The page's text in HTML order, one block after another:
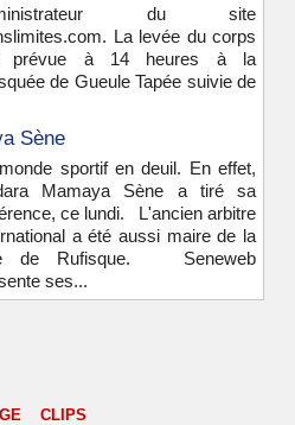
du site
La levée du corps
prévue à 14 heures à la
de Gueule Tapée suivie de
Sène
sportif en deuil. En effet,
Mamaya Sène a tiré sa
ce lundi. L'ancien arbitre
a été aussi maire de la
de Rufisque. Seneweb
ses...
CLIPS